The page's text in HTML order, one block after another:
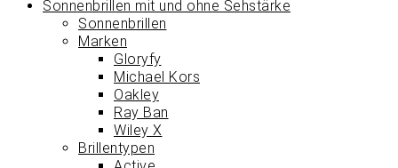
Sonnenbrillen mit und ohne Sehstärke
Sonnenbrillen
Marken
Gloryfy
Michael Kors
Oakley
Ray Ban
Wiley X
Brillentypen